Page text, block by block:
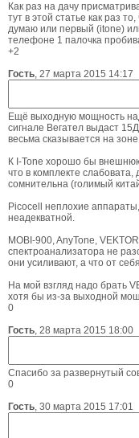
Как раз на дачу
тут в этой статье как раз
думаю или первый (itone)
телефоне 1 палочка
+2
Гость, 27 марта 2015 14:17
Ещё выходную мощность
сигнале Вегател выдаст
весьма сказывается на
К I-Tone хорошо бы
что в комплекте
сомнительна (голимый
Picocell неплохие
неадекватной.
MOBI-900, AnyTone,
спектроанализатора не
они усиливают, а что от
На мой взгляд надо брать
хотя бы из-за выходной
0
Гость, 28 марта 2015 18:00
Спасибо за развернутый
0
Гость, 30 марта 2015 17:01